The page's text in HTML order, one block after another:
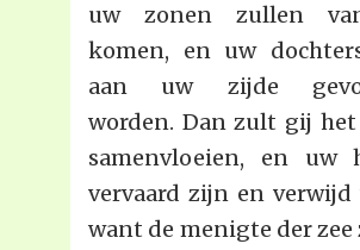
uw zonen zullen
komen, en uw
aan uw zijde
worden. Dan zult gij
samenvloeien, en uw
vervaard zijn en verwijd
want de menigte der